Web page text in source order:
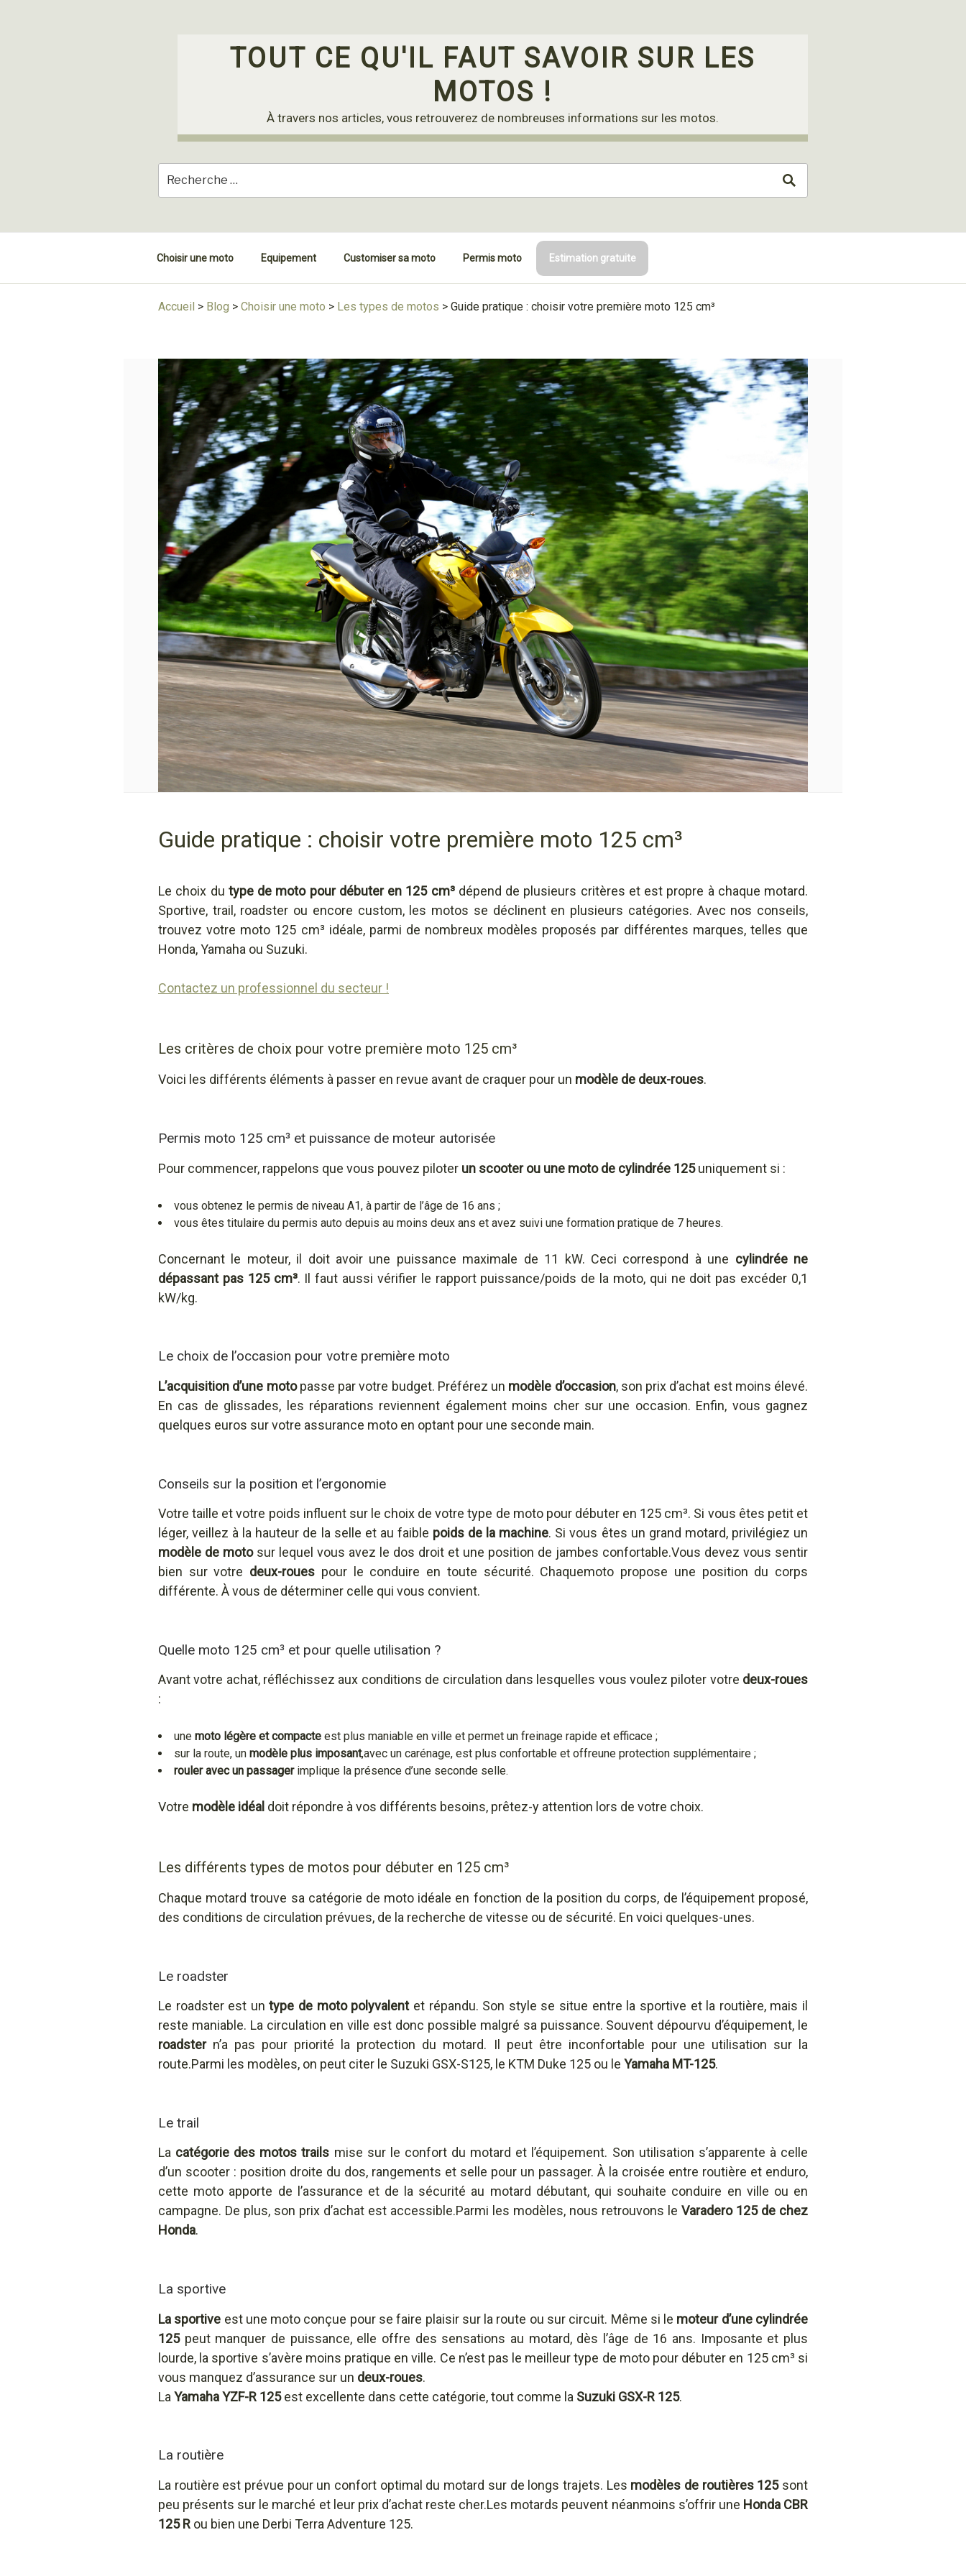
TOUT CE QU'IL FAUT SAVOIR SUR LES
MOTOS !
À travers nos articles, vous retrouverez de nombreuses informations sur les motos.
Choisir une moto Equipement Customiser sa moto Permis moto Estimation gratuite
Accueil > Blog > Choisir une moto > Les types de motos > Guide pratique : choisir votre première moto 125 cm³
Guide pratique : choisir votre première moto 125 cm³
Le choix du type de moto pour débuter en 125 cm³dépend de plusieurs critères et est propre à chaque motard.
Sportive, trail, roadster ou encore custom, les motos se déclinent en plusieurs catégories. Avec nos conseils,
trouvez votre moto 125 cm³ idéale, parmi de nombreux modèles proposés par différentes marques, telles que
Honda, Yamaha ou Suzuki.
Contactez un professionnel du secteur !
Les critères de choix pour votre première moto 125 cm³
Voici les différents éléments à passer en revue avant de craquer pour un modèle de deux-roues.
Permis moto 125 cm³ et puissance de moteur autorisée
Pour commencer, rappelons que vous pouvez piloter un scooter ou une moto de cylindrée 125uniquement si :
vous obtenez le permis de niveau A1, à partir de l’âge de 16 ans ;
vous êtes titulaire du permis auto depuis au moins deux ans et avez suivi une formation pratique de 7 heures.
Concernant le moteur, il doit avoir une puissance maximale de 11 kW. Ceci correspond à une cylindrée ne
dépassant pas 125 cm³. Il faut aussi vérifier le rapport puissance/poids de la moto, qui ne doit pas excéder 0,1
kW/kg.
Le choix de l’occasion pour votre première moto
L’acquisition d’une motopasse par votre budget. Préférez un modèle d’occasion, son prix d’achat est moins élevé.
En cas de glissades, les réparations reviennent également moins cher sur une occasion. Enfin, vous gagnez
quelques euros sur votre assurance moto en optant pour une seconde main.
Conseils sur la position et l’ergonomie
Votre taille et votre poids influent sur le choix de votre type de moto pour débuter en 125 cm³. Si vous êtes petit et
léger, veillez à la hauteur de la selle et au faible poids de la machine. Si vous êtes un grand motard, privilégiez un
modèle de motosur lequel vous avez le dos droit et une position de jambes confortable.Vous devez vous sentir
bien sur votre deux-roues pour le conduire en toute sécurité. Chaquemoto propose une position du corps
différente. À vous de déterminer celle qui vous convient.
Quelle moto 125 cm³ et pour quelle utilisation ?
Avant votre achat, réfléchissez aux conditions de circulation dans lesquelles vous voulez piloter votre deux-roues
:
une moto légère et compacte est plus maniable en ville et permet un freinage rapide et efficace ;
sur la route, un modèle plus imposant,avec un carénage, est plus confortable et offreune protection supplémentaire ;
rouler avec un passagerimplique la présence d’une seconde selle.
Votre modèle idéal doit répondre à vos différents besoins, prêtez-y attention lors de votre choix.
Les différents types de motos pour débuter en 125 cm³
Chaque motard trouve sa catégorie de moto idéale en fonction de la position du corps, de l’équipement proposé,
des conditions de circulation prévues, de la recherche de vitesse ou de sécurité. En voici quelques-unes.
Le roadster
Le roadster est untype de moto polyvalent et répandu. Son style se situe entre la sportive et la routière, mais il
reste maniable. La circulation en ville est donc possible malgré sa puissance. Souvent dépourvu d’équipement, le
roadstern’a pas pour priorité la protection du motard. Il peut être inconfortable pour une utilisation sur la
route.Parmi les modèles, on peut citer le Suzuki GSX-S125, le KTM Duke 125 ou le Yamaha MT-125.
Le trail
La catégorie des motos trails mise sur le confort du motard et l’équipement. Son utilisation s’apparente à celle
d’un scooter : position droite du dos, rangements et selle pour un passager. À la croisée entre routière et enduro,
cette moto apporte de l’assurance et de la sécurité au motard débutant, qui souhaite conduire en ville ou en
campagne. De plus, son prix d’achat est accessible.Parmi les modèles, nous retrouvons le Varadero 125 de chez
Honda.
La sportive
La sportive est une moto conçue pour se faire plaisir sur la route ou sur circuit. Même si le moteur d’une cylindrée
125peut manquer de puissance, elle offre des sensations au motard, dès l’âge de 16 ans. Imposante et plus
lourde, la sportive s’avère moins pratique en ville. Ce n’est pas le meilleur type de moto pour débuter en 125 cm³ si
vous manquez d’assurance sur un deux-roues.
La Yamaha YZF-R 125est excellente dans cette catégorie, tout comme la Suzuki GSX-R 125.
La routière
La routière est prévue pour un confort optimal du motard sur de longs trajets. Les modèles de routières 125sont
peu présents sur le marché et leur prix d’achat reste cher.Les motards peuvent néanmoins s’offrir une Honda CBR
125 R ou bien une Derbi Terra Adventure 125.